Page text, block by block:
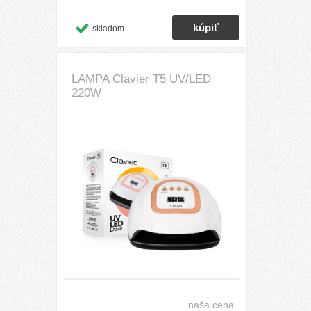
skladom
LAMPA Clavier T5 UV/LED
220W
naša cena